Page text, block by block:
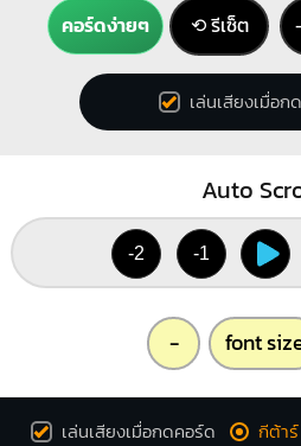
คอร์ดง่ายๆ ⟲ รีเซ็ต
เล่นเสียงเมื่อ
Auto
-2 -1
- font
เล่นเสียงเมื่อกดคอร์ด กีต้าร์